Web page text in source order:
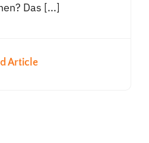
Das [...]
Article